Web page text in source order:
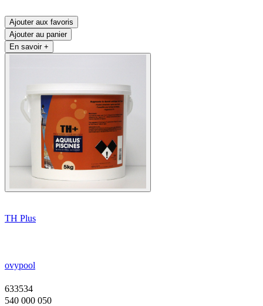
Ajouter aux favoris
Ajouter au panier
En savoir +
TH Plus
ovypool
633534
540 000 050